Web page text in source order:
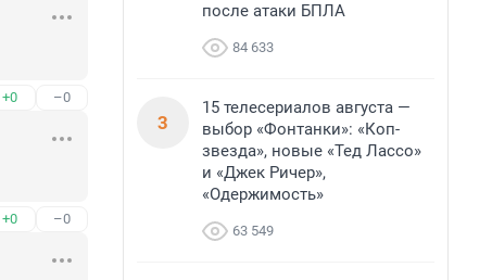
+0 –0
+0 –0
после атаки БПЛА
84 633
3
15 телесериалов августа —
выбор «Фонтанки»: «Коп-
звезда», новые «Тед Лассо»
и «Джек Ричер»,
«Одержимость»
63 549